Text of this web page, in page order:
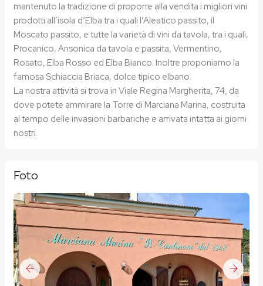
mantenuto la tradizione di proporre alla vendita i migliori vini
prodotti all’isola d’Elba tra i quali l’Aleatico passito, il
Moscato passito, e tutte la varietà di vini da tavola, tra i quali,
Procanico, Ansonica da tavola e passita, Vermentino,
Rosato, Elba Rosso ed Elba Bianco. Inoltre proponiamo la
famosa Schiaccia Briaca, dolce tipico elbano.
La nostra attività si trova in Viale Regina Margherita, 74, da
dove potete ammirare la Torre di Marciana Marina, costruita
al tempo delle invasioni barbariche e arrivata intatta ai giorni
nostri.
Foto